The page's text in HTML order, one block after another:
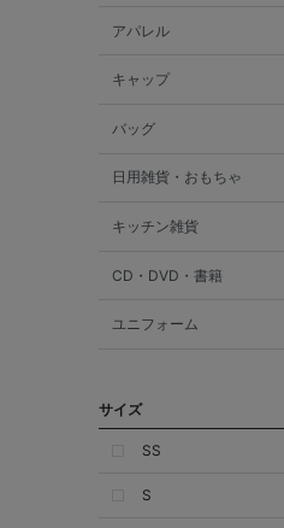
アパレル
キャップ
バッグ
日用雑貨・おもちゃ
キッチン雑貨
CD・DVD・書籍
ユニフォーム
サイズ
SS
S